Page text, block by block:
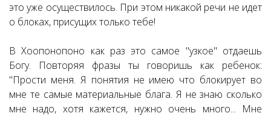
это уже осуществилось. При этом никакой речи не идет
о блоках, присущих только тебе!
В Хоопонопоно как раз это самое "узкое" отдаешь
Богу. Повторяя фразы ты говоришь как ребенок:
"Прости меня. Я понятия не имею что блокирует во
мне те самые материальные блага. Я не знаю сколько
мне надо, хотя кажется, нужно очень много... Мне